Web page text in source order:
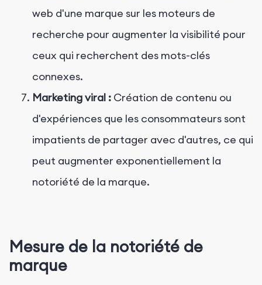
web d'une marque sur les moteurs de
recherche pour augmenter la visibilité pour
ceux qui recherchent des mots-clés
connexes.
Marketing viral : Création de contenu ou
d'expériences que les consommateurs sont
impatients de partager avec d'autres, ce qui
peut augmenter exponentiellement la
notoriété de la marque.
Mesure de la notoriété de
marque